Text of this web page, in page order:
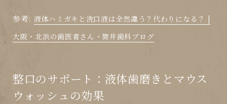
参考: 液体ハミガキと洗口液は全然違う？代わりになる？ |
大阪・北浜の歯医者さん・筒井歯科ブログ
整口のサポート：液体歯磨きとマウス
ウォッシュの効果